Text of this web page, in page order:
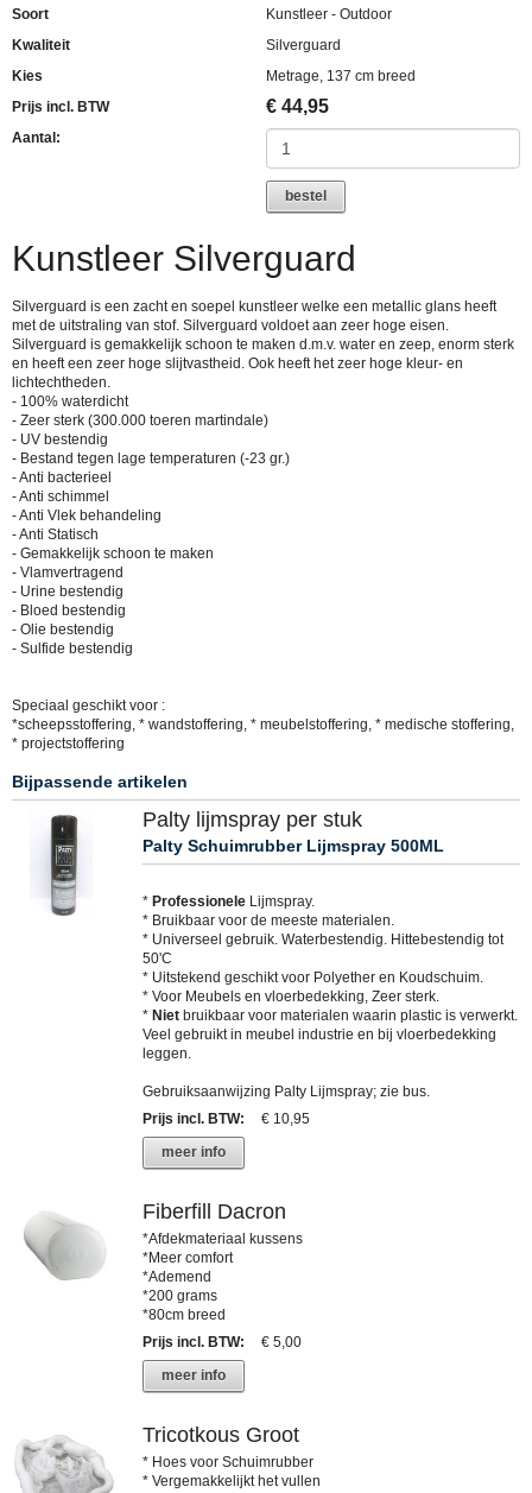
Soort
Kunstleer - Outdoor
Kwaliteit
Silverguard
Kies
Metrage, 137 cm breed
Prijs incl. BTW
€ 44,95
Aantal:
bestel
Kunstleer Silverguard
Silverguard is een zacht en soepel kunstleer welke een metallic glans heeft
met de uitstraling van stof. Silverguard voldoet aan zeer hoge eisen.
Silverguard is gemakkelijk schoon te maken d.m.v. water en zeep, enorm sterk
en heeft een zeer hoge slijtvastheid. Ook heeft het zeer hoge kleur- en
lichtechtheden.
- 100% waterdicht
- Zeer sterk (300.000 toeren martindale)
- UV bestendig
- Bestand tegen lage temperaturen (-23 gr.)
- Anti bacterieel
- Anti schimmel
- Anti Vlek behandeling
- Anti Statisch
- Gemakkelijk schoon te maken
- Vlamvertragend
- Urine bestendig
- Bloed bestendig
- Olie bestendig
- Sulfide bestendig
Speciaal geschikt voor :
*scheepsstoffering, * wandstoffering, * meubelstoffering, * medische stoffering,
* projectstoffering
Bijpassende artikelen
Palty lijmspray per stuk
Palty Schuimrubber Lijmspray 500ML
* Professionele Lijmspray.
* Bruikbaar voor de meeste materialen.
* Universeel gebruik. Waterbestendig. Hittebestendig tot
50'C
* Uitstekend geschikt voor Polyether en Koudschuim.
* Voor Meubels en vloerbedekking, Zeer sterk.
* Niet bruikbaar voor materialen waarin plastic is verwerkt.
Veel gebruikt in meubel industrie en bij vloerbedekking
leggen.
Gebruiksaanwijzing Palty Lijmspray; zie bus.
Prijs incl. BTW:
€ 10,95
meer info
Fiberfill Dacron
*Afdekmateriaal kussens
*Meer comfort
*Ademend
*200 grams
*80cm breed
Prijs incl. BTW:
€ 5,00
meer info
Tricotkous Groot
* Hoes voor Schuimrubber
* Vergemakkelijkt het vullen